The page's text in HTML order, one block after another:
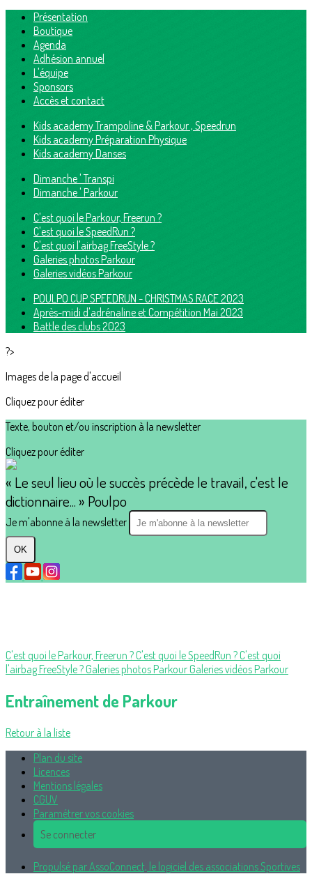
Présentation
Boutique
Agenda
Adhésion annuel
L'équipe
Sponsors
Accès et contact
Kids academy Trampoline & Parkour , Speedrun
Kids academy Préparation Physique
Kids academy Danses
Dimanche ' Transpi
Dimanche ' Parkour
C'est quoi le Parkour, Freerun ?
C'est quoi le SpeedRun ?
C'est quoi l'airbag FreeStyle ?
Galeries photos Parkour
Galeries vidéos Parkour
POULPO CUP SPEEDRUN - CHRISTMAS RACE 2023
Après-midi d'adrénaline et Compétition Mai 2023
Battle des clubs 2023
?>
Images de la page d'accueil
Cliquez pour éditer
Texte, bouton et/ou inscription à la newsletter
Cliquez pour éditer
« Le seul lieu où le succès précède le travail, c'est le
dictionnaire... » Poulpo
Je m'abonne à la newsletter
OK
C'est quoi le Parkour, Freerun ?C'est quoi le SpeedRun ?C'est quoi
l'airbag FreeStyle ?Galeries photos ParkourGaleries vidéos Parkour
Entraînement de Parkour
Retour à la liste
Plan du site
Licences
Mentions légales
CGUV
Paramétrer vos cookies
Se connecter
Propulsé par AssoConnect, le logiciel des associations Sportives